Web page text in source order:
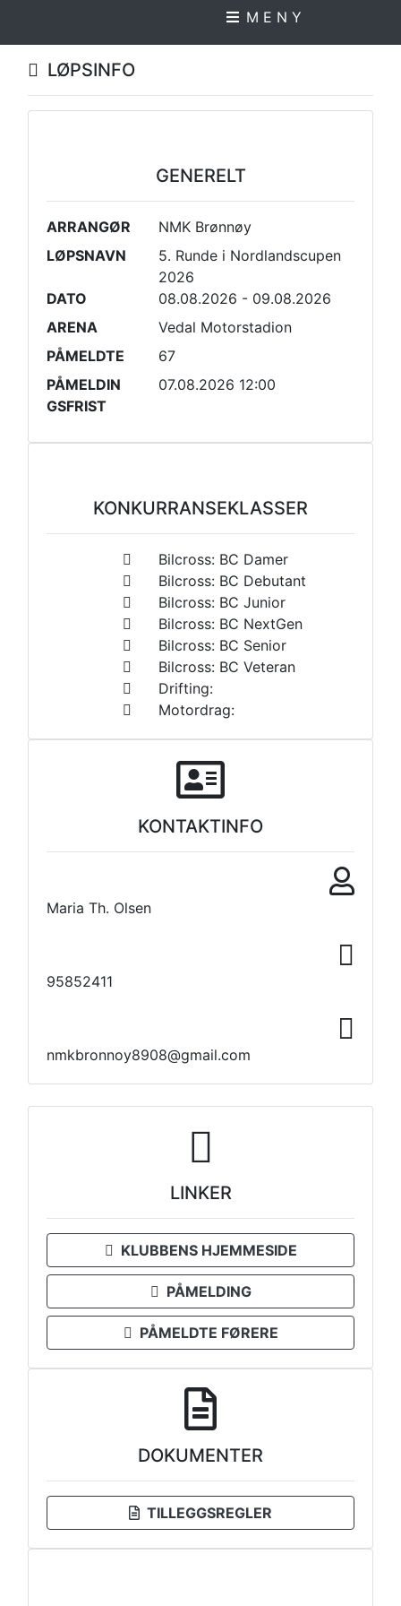
M E N Y
LØPSINFO
GENERELT
ARRANGØR
NMK Brønnøy
LØPSNAVN
5. Runde i Nordlandscupen
2026
DATO
08.08.2026 - 09.08.2026
ARENA
Vedal Motorstadion
PÅMELDTE
67
PÅMELDIN
GSFRIST
07.08.2026 12:00
KONKURRANSEKLASSER
Bilcross: BC Damer
Bilcross: BC Debutant
Bilcross: BC Junior
Bilcross: BC NextGen
Bilcross: BC Senior
Bilcross: BC Veteran
Drifting:
Motordrag:
KONTAKTINFO
Maria Th. Olsen
95852411
nmkbronnoy8908@gmail.com
LINKER
KLUBBENS HJEMMESIDE
PÅMELDING
PÅMELDTE FØRERE
DOKUMENTER
TILLEGGSREGLER